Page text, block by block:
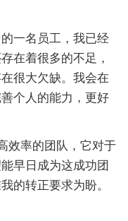
一名员工，我已经
在着很多的不足，
很大欠缺。我会在
个人的能力，更好
效率的团队，它对于
早日成为这成功团
的转正要求为盼。